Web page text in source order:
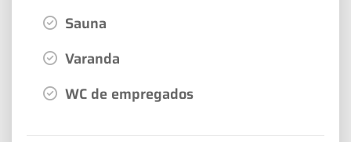
Sauna
Varanda
WC de empregados